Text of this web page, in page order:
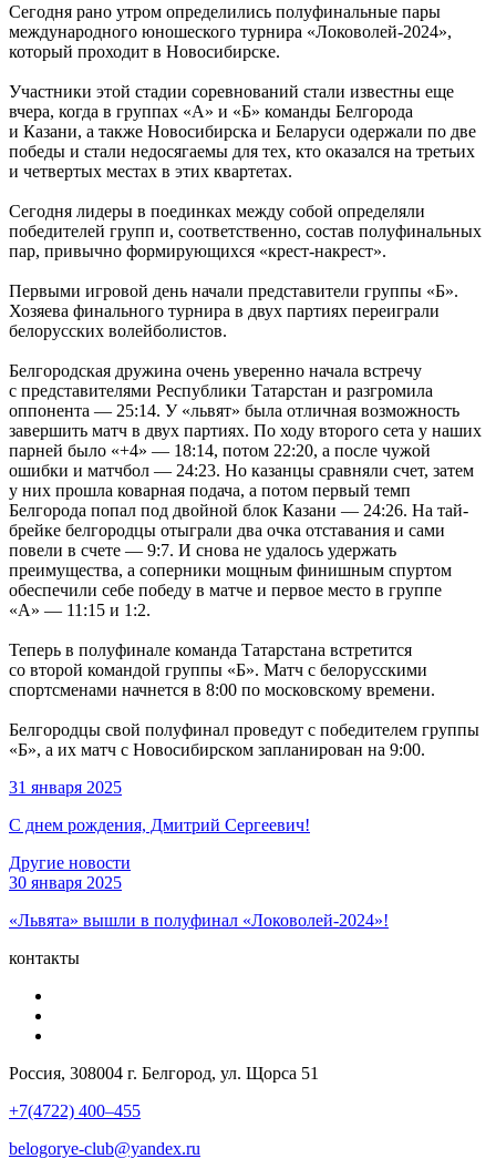
Сегодня рано утром определились полуфинальные пары
международного юношеского турнира «Локоволей-2024»,
который проходит в Новосибирске.
Участники этой стадии соревнований стали известны еще
вчера, когда в группах «А» и «Б» команды Белгорода
и Казани, а также Новосибирска и Беларуси одержали по две
победы и стали недосягаемы для тех, кто оказался на третьих
и четвертых местах в этих квартетах.
Сегодня лидеры в поединках между собой определяли
победителей групп и, соответственно, состав полуфинальных
пар, привычно формирующихся «крест-накрест».
Первыми игровой день начали представители группы «Б».
Хозяева финального турнира в двух партиях переиграли
белорусских волейболистов.
Белгородская дружина очень уверенно начала встречу
с представителями Республики Татарстан и разгромила
оппонента — 25:14. У «львят» была отличная возможность
завершить матч в двух партиях. По ходу второго сета у наших
парней было «+4» — 18:14, потом 22:20, а после чужой
ошибки и матчбол — 24:23. Но казанцы сравняли счет, затем
у них прошла коварная подача, а потом первый темп
Белгорода попал под двойной блок Казани — 24:26. На тай-
брейке белгородцы отыграли два очка отставания и сами
повели в счете — 9:7. И снова не удалось удержать
преимущества, а соперники мощным финишным спуртом
обеспечили себе победу в матче и первое место в группе
«А» — 11:15 и 1:2.
Теперь в полуфинале команда Татарстана встретится
со второй командой группы «Б». Матч с белорусскими
спортсменами начнется в 8:00 по московскому времени.
Белгородцы свой полуфинал проведут с победителем группы
«Б», а их матч с Новосибирском запланирован на 9:00.
31 января 2025
С днем рождения, Дмитрий Сергеевич!
Другие новости
30 января 2025
«Львята» вышли в полуфинал «Локоволей-2024»!
контакты
Россия, 308004 г. Белгород, ул. Щорса 51
+7(4722) 400–455
belogorye-club@yandex.ru